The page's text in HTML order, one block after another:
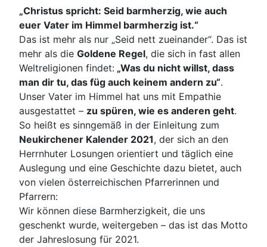
„Christus spricht: Seid barmherzig, wie auch
euer Vater im Himmel barmherzig ist.“
Das ist mehr als nur „Seid nett zueinander“. Das ist
mehr als die Goldene Regel, die sich in fast allen
Weltreligionen findet: „Was du nicht willst, dass
man dir tu, das füg auch keinem andern zu“.
Unser Vater im Himmel hat uns mit Empathie
ausgestattet – zu spüren, wie es anderen geht.
So heißt es sinngemäß in der Einleitung zum
Neukirchener Kalender 2021, der sich an den
Herrnhuter Losungen orientiert und täglich eine
Auslegung und eine Geschichte dazu bietet, auch
von vielen österreichischen Pfarrerinnen und
Pfarrern:
Wir können diese Barmherzigkeit, die uns
geschenkt wurde, weitergeben – das ist das Motto
der Jahreslosung für 2021.